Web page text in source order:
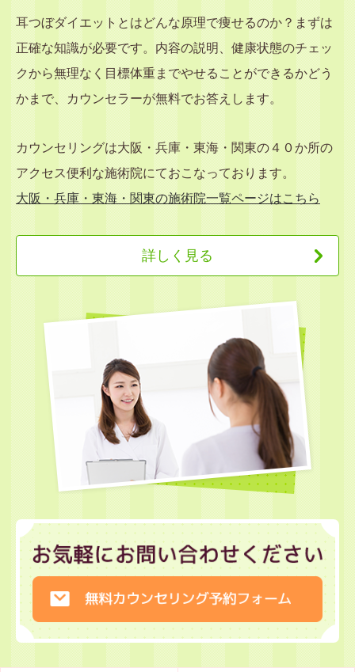
耳つぼダイエットとはどんな原理で痩せるのか？まずは
正確な知識が必要です。内容の説明、健康状態のチェッ
クから無理なく目標体重までやせることができるかどう
かまで、カウンセラーが無料でお答えします。
カウンセリングは大阪・兵庫・東海・関東の４０か所の
アクセス便利な施術院にておこなっております。
大阪・兵庫・東海・関東の施術院一覧ページはこちら
詳しく見る